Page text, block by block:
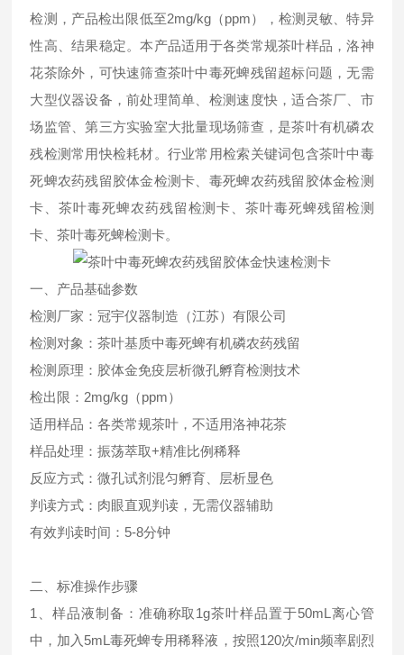
检测，产品检出限低至2mg/kg（ppm），检测灵敏、特异
性高、结果稳定。本产品适用于各类常规茶叶样品，洛神
花茶除外，可快速筛查茶叶中毒死蜱残留超标问题，无需
大型仪器设备，前处理简单、检测速度快，适合茶厂、市
场监管、第三方实验室大批量现场筛查，是茶叶有机磷农
残检测常用快检耗材。行业常用检索关键词包含茶叶中毒
死蜱农药残留胶体金检测卡、毒死蜱农药残留胶体金检测
卡、茶叶毒死蜱农药残留检测卡、茶叶毒死蜱残留检测
卡、茶叶毒死蜱检测卡。
一、产品基础参数
检测厂家：冠宇仪器制造（江苏）有限公司
检测对象：茶叶基质中毒死蜱有机磷农药残留
检测原理：胶体金免疫层析微孔孵育检测技术
检出限：2mg/kg（ppm）
适用样品：各类常规茶叶，不适用洛神花茶
样品处理：振荡萃取+精准比例稀释
反应方式：微孔试剂混匀孵育、层析显色
判读方式：肉眼直观判读，无需仪器辅助
有效判读时间：5-8分钟
二、标准操作步骤
1、样品液制备：准确称取1g茶叶样品置于50mL离心管
中，加入5mL毒死蜱专用稀释液，按照120次/min频率剧烈